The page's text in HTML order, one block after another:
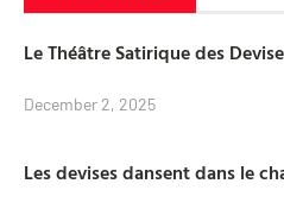
Le Théâtre Satirique des
December 2, 2025
Les devises dansent dans le